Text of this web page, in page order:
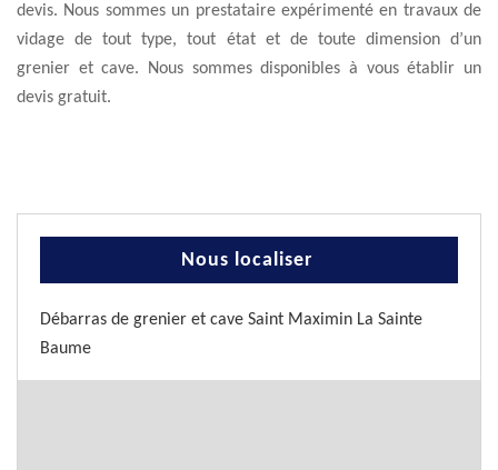
devis. Nous sommes un prestataire expérimenté en travaux de
vidage de tout type, tout état et de toute dimension d’un
grenier et cave. Nous sommes disponibles à vous établir un
devis gratuit.
Nous localiser
Débarras de grenier et cave Saint Maximin La Sainte
Baume